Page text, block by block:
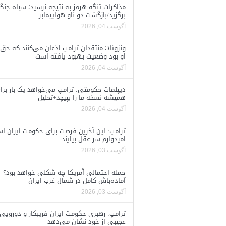
مذاکرات تنگه هرمز به نتیجه نرسید؛ سپاه
برگزید/بازگشت دو ناو هواپیمابر
آگوست 04, 2026
ونزوئلا؛ منتقدان ترامپ اذعان می‌کنند که حق
او بود وضعیت بهبود یافته است
آگوست 04, 2026
دیپلمات حکومتی: ترامپ می‌خواهد یک بار
همیشه نسخه ما را بپیچد+تحلیل
آگوست 04, 2026
ترامپ: این آخرین فرصت برای حکومت ایران
امیدوارم سر عقل بیایند
آگوست 03, 2026
حمله احتمالی آمریکا چه شکلی خواهد بود؟
آماده‌باش کامل در شمال غرب ایران
آگوست 03, 2026
ترامپ: رهبری حکومت ایران فریبکار و دورویی
عجیبی از خود نشان می‌دهد